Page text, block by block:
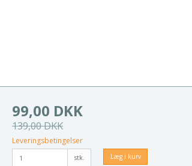
99,00 DKK
139,00 DKK
Leveringsbetingelser
stk. Læg i kurv